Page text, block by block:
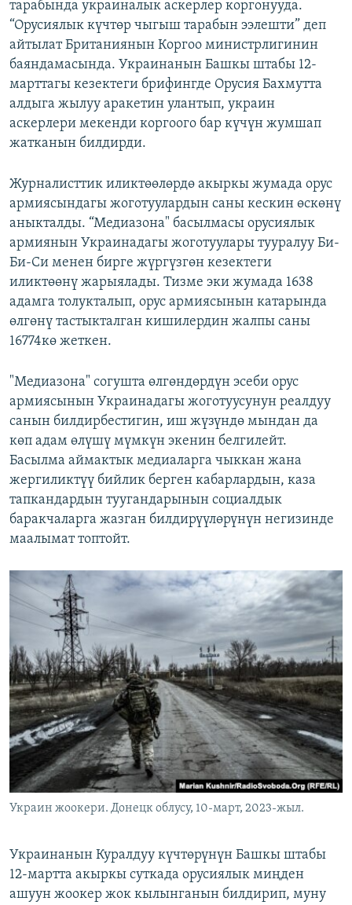
тарабында украиналык аскерлер коргонууда.
“Орусиялык күчтөр чыгыш тарабын ээлешти” деп
айтылат Британиянын Коргоо министрлигинин
баяндамасында. Украинанын Башкы штабы 12-
марттагы кезектеги брифингде Орусия Бахмутта
алдыга жылуу аракетин улантып, украин
аскерлери мекенди коргоого бар күчүн жумшап
жатканын билдирди.
Журналисттик иликтөөлөрдө акыркы жумада орус
армиясындагы жоготуулардын саны кескин өскөнү
аныкталды. “Медиазона" басылмасы орусиялык
армиянын Украинадагы жоготуулары тууралуу Би-
Би-Си менен бирге жүргүзгөн кезектеги
иликтөөнү жарыялады. Тизме эки жумада 1638
адамга толукталып, орус армиясынын катарында
өлгөнү тастыкталган кишилердин жалпы саны
16774кө жеткен.
"Медиазона" согушта өлгөндөрдүн эсеби орус
армиясынын Украинадагы жоготуусунун реалдуу
санын билдирбестигин, иш жүзүндө мындан да
көп адам өлүшү мүмкүн экенин белгилейт.
Басылма аймактык медиаларга чыккан жана
жергиликтүү бийлик берген кабарлардын, каза
тапкандардын туугандарынын социалдык
баракчаларга жазган билдирүүлөрүнүн негизинде
маалымат топтойт.
Украин жоокери. Донецк облусу, 10-март, 2023-жыл.
Украинанын Куралдуу күчтөрүнүн Башкы штабы
12-мартта акыркы суткада орусиялык миңден
ашуун жоокер жок кылынганын билдирип, муну